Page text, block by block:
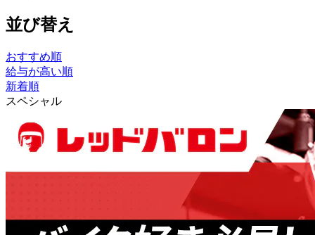
並び替え
おすすめ順
給与が高い順
新着順
スペシャル